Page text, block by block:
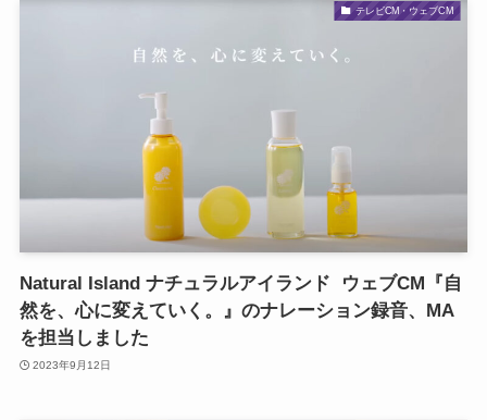
テレビCM・ウェブCM
Natural Island ナチュラルアイランド ウェブCM『自
然を、心に変えていく。』のナレーション録音、MA
を担当しました
2023年9月12日